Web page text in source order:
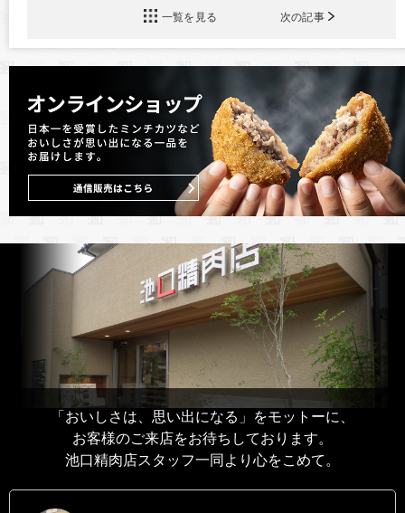
一覧を見る 次の記事
「おいしさは、思い出になる」をモットーに、
お客様のご来店をお待ちしております。
池口精肉店スタッフ一同より心をこめて。